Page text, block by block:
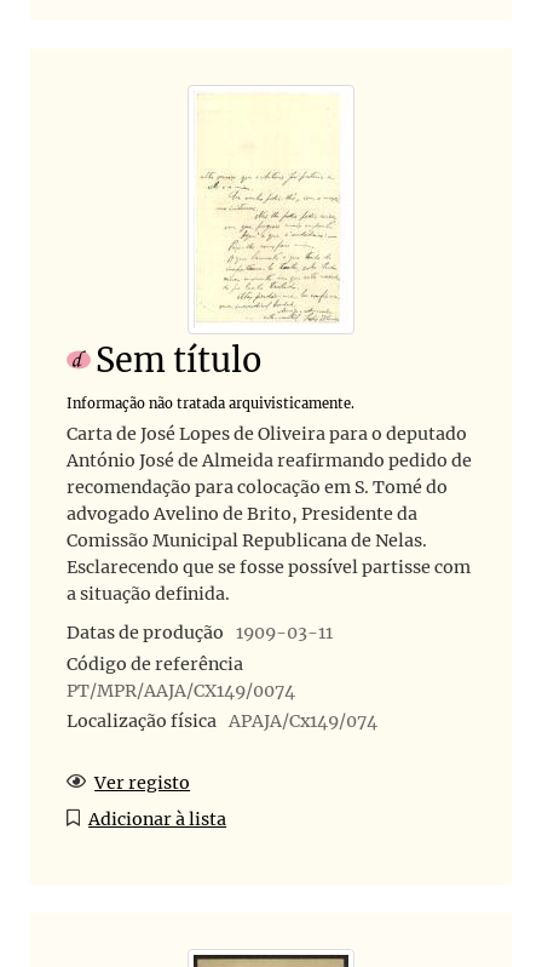
Sem título
Informação não tratada arquivisticamente.
Carta de José Lopes de Oliveira para o deputado
António José de Almeida reafirmando pedido de
recomendação para colocação em S. Tomé do
advogado Avelino de Brito, Presidente da
Comissão Municipal Republicana de Nelas.
Esclarecendo que se fosse possível partisse com
a situação definida.
Datas de produção
1909-03-11
Código de referência
PT/MPR/AAJA/CX149/0074
Localização física APAJA/Cx149/074
Ver registo
Adicionar à lista